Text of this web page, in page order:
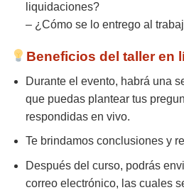
liquidaciones?
– ¿Cómo se lo entrego al
Beneficios del taller en
Durante el evento, habrá una
que puedas plantear tus
respondidas en vivo.
Te brindamos conclusiones y
Después del curso, podrás
correo electrónico, las cuales